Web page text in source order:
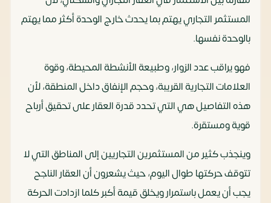
المستثمر التجاري يهتم بما يحدث خارج الوحدة أكثر مما يهتم
بالوحدة نفسها.
فهو يراقب عدد الزوار، وطبيعة الأنشطة المحيطة، وقوة
العلامات التجارية القريبة، وحجم الإنفاق داخل المنطقة، لأن
هذه التفاصيل هي التي تحدد قدرة العقار على تحقيق أرباح
قوية ومستقرة.
وينجذب كثير من المستثمرين التجاريين إلى المناطق التي لا
تتوقف حركتها طوال اليوم، حيث يشعرون أن العقار الناجح
يجب أن يعمل باستمرار ويخلق قيمة أكبر كلما ازدادت الحركة